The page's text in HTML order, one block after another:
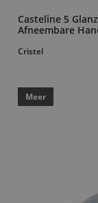
Casteline 5
Afneembare
Cristel
Meer